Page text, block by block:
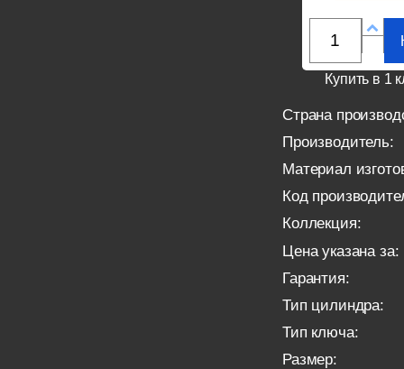
Купить в 1
Страна
Производитель:
Материал
Код
Коллекция:
Цена указана за:
Гарантия:
Тип цилиндра:
Тип ключа:
Размер: